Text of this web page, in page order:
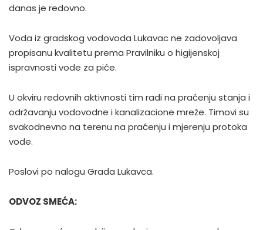
danas je redovno.
Voda iz gradskog vodovoda Lukavac ne zadovoljava
propisanu kvalitetu prema Pravilniku o higijenskoj
ispravnosti vode za piće.
U okviru redovnih aktivnosti tim radi na praćenju stanja i
održavanju vodovodne i kanalizacione mreže. Timovi su
svakodnevno na terenu na praćenju i mjerenju protoka
vode.
Poslovi po nalogu Grada Lukavca.
ODVOZ SMEĆA: